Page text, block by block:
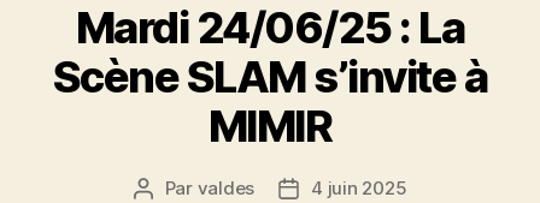
Mardi 24/06/25 : La
Scène SLAM s’invite à
MIMIR
Auteur
Par valdes
Date4 juin 2025